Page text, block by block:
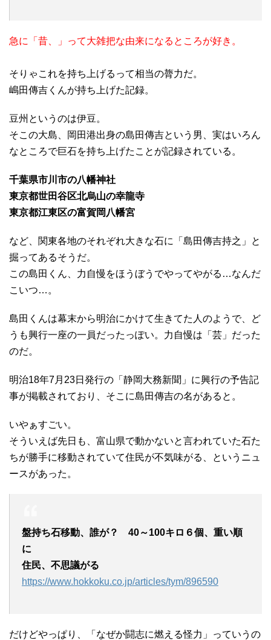
急に「昔、」って大雑把な由来になるところが好き。
そりゃこれを持ち上げるって相当の膂力だ。
嶋田傳吉くんが持ち上げた記録。
豆州というのは伊豆。
そこの大島、岡田港出身の島田傳吉という男、実はいろん
なところで巨石を持ち上げたことが記録されている。
千葉県市川市の八幡神社
東京都世田谷区北烏山の幸龍寺
東京都江東区の富賀岡八幡宮
など、関東各地のそれぞれ大きな石に「島田傳吉持之」と
掘ってあるそうだ。
この島田くん、力自慢をほうぼうでやってやがる…なんだ
こいつ…。
島田くんは幕末から明治にかけて生きてた人のようで、ど
うも興行一座の一員だったっぽい。力自慢は「芸」だった
のだ。
明治18年7月23日発行の「静岡大務新聞」に興行の予告記
事が掲載されており、そこに島田傳吉の名があると。
いやぁすごい。
そういえば先日も、富山県で動かないと言われていた石た
ちが勝手に移動されていて住民が不気味がる、というニュ
ースがあった。
盤持ち石移動、誰が？ 40～100キロ６個、重い順
に
住民、不思議がる
https://www.hokkoku.co.jp/articles/tym/896590
だけどやっぱり、「なぜか闘志に燃える怪力」っていうの